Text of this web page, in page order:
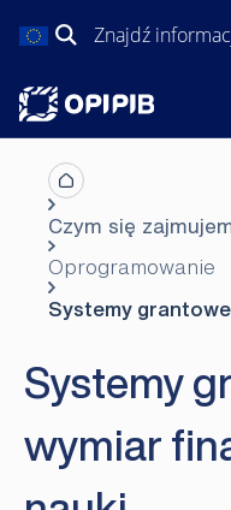
do
Szukaj:
Czym się
Oprogramowanie
Systemy grantowe
Systemy
wymiar